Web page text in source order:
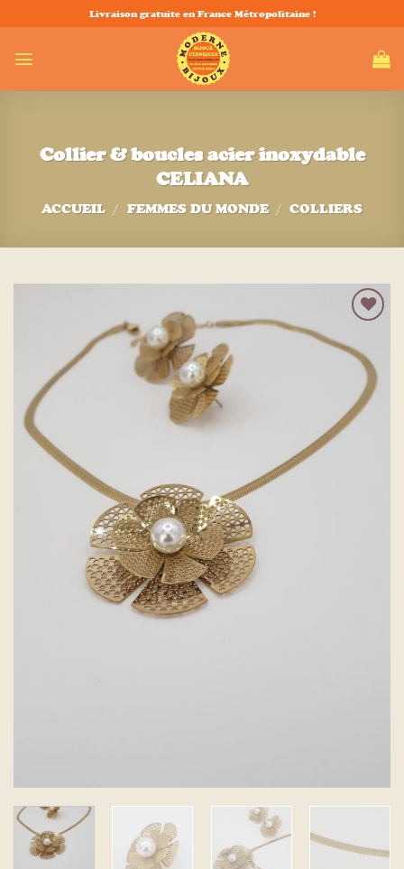
au
contenu
Livraison gratuite en France Métropolitaine !
Collier & boucles acier inoxydable
CELIANA
ACCUEIL / FEMMES DU MONDE / COLLIERS
Ajouter
à la liste
d’envies